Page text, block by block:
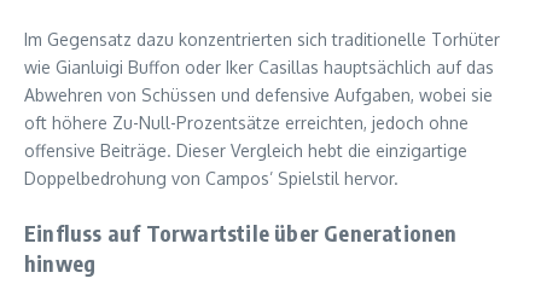
Im Gegensatz dazu konzentrierten sich traditionelle Torhüter
wie Gianluigi Buffon oder Iker Casillas hauptsächlich auf das
Abwehren von Schüssen und defensive Aufgaben, wobei sie
oft höhere Zu-Null-Prozentsätze erreichten, jedoch ohne
offensive Beiträge. Dieser Vergleich hebt die einzigartige
Doppelbedrohung von Campos’ Spielstil hervor.
Einfluss auf Torwartstile über Generationen
hinweg